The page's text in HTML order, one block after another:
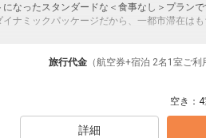
なったスタンダードな＜食事なし＞プラン
ナミックパッケージだから、一都市滞在は
はJALグループ）確約！フライトマイル50%
地交通・体験プランなどの追加（同時予約）
旅行代金 （航空券+宿泊 2名1室ご利
空き：
詳細